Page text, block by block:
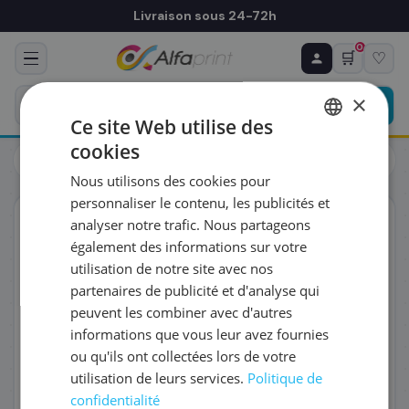
Livraison sous 24-72h
🛒
0
♡
Cartouches
Cartouches
ORIGINAL
♻ COMMANDE RÉCURRENTE
Prévoyez & économisez
Programmez votre prochain achat — notre équipe
vous prépare un devis personnalisé
RÉFÉRENCE DU PRODUIT
FRÉQUENCE
QUANTITÉ PAR LIVRAISON
DATE DE PREMIÈRE LIVRAISON SOUHAITÉE
×
Ce site Web utilise des
cookies
Nous utilisons des cookies pour
personnaliser le contenu, les publicités et
analyser notre trafic. Nous partageons
également des informations sur votre
utilisation de notre site avec nos
partenaires de publicité et d'analyse qui
peuvent les combiner avec d'autres
informations que vous leur avez fournies
ou qu'ils ont collectées lors de votre
utilisation de leurs services. Politique de
confidentialité